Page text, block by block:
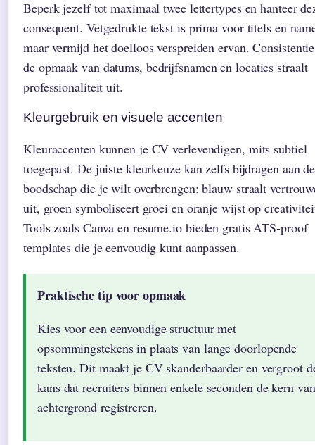
Beperk jezelf tot maximaal twee lettertypes en hanteer
consequent. Vetgedrukte tekst is prima voor titels en
maar vermijd het doelloos verspreiden ervan.
de opmaak van datums, bedrijfsnamen en locaties straalt
professionaliteit uit.
Kleurgebruik en visuele accenten
Kleuraccenten kunnen je CV verlevendigen, mits subtiel
toegepast. De juiste kleurkeuze kan zelfs bijdragen aan de
boodschap die je wilt overbrengen: blauw straalt
uit, groen symboliseert groei en oranje wijst op
Tools zoals Canva en resume.io bieden gratis ATS-proof
templates die je eenvoudig kunt aanpassen.
Praktische tip voor opmaak
Kies voor een eenvoudige structuur met
opsommingstekens in plaats van lange doorlopende
teksten. Dit maakt je CV skanderbaarder en vergroot
kans dat recruiters binnen enkele seconden de kern
achtergrond registreren.